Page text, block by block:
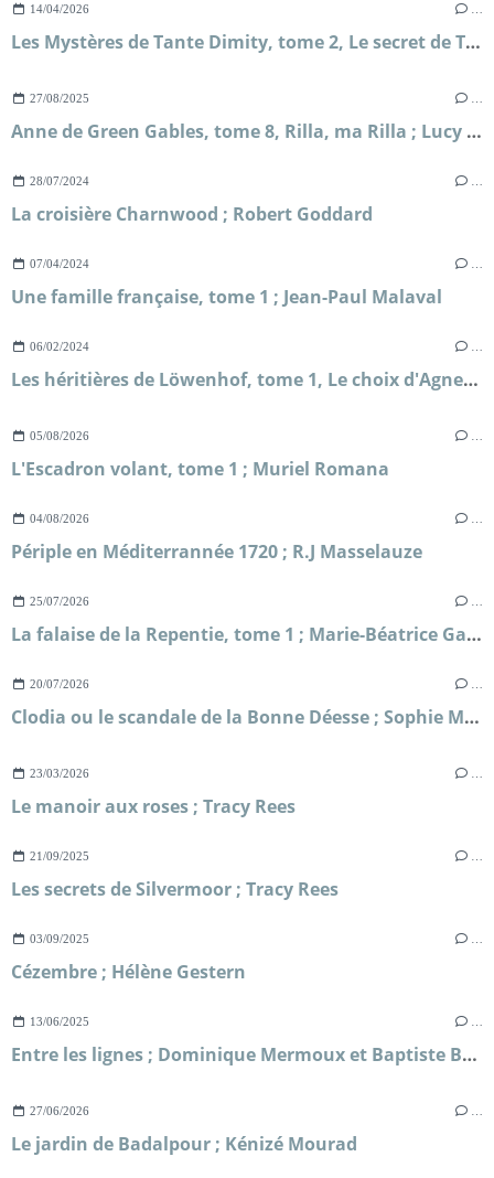
14/04/2026
Les Mystères de Tante Dimity, tome 2, Le secret de Tante Dimity ; Nancy Atherton
27/08/2025
Anne de Green Gables, tome 8, Rilla, ma Rilla ; Lucy Maud Montgomery
28/07/2024
La croisière Charnwood ; Robert Goddard
07/04/2024
Une famille française, tome 1 ; Jean-Paul Malaval
06/02/2024
Les héritières de Löwenhof, tome 1, Le choix d'Agneta ; Corina Bomann
05/08/2026
L'Escadron volant, tome 1 ; Muriel Romana
04/08/2026
Périple en Méditerrannée 1720 ; R.J Masselauze
25/07/2026
La falaise de la Repentie, tome 1 ; Marie-Béatrice Gauvin
20/07/2026
Clodia ou le scandale de la Bonne Déesse ; Sophie Malick-Prunier
23/03/2026
Le manoir aux roses ; Tracy Rees
21/09/2025
Les secrets de Silvermoor ; Tracy Rees
03/09/2025
Cézembre ; Hélène Gestern
13/06/2025
Entre les lignes ; Dominique Mermoux et Baptiste Beaulieu
27/06/2026
Le jardin de Badalpour ; Kénizé Mourad